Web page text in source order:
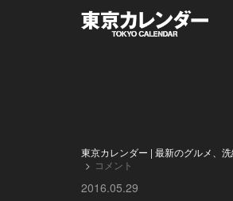
東京カレンダー | 最新のグルメ、
コメント
2016.05.29